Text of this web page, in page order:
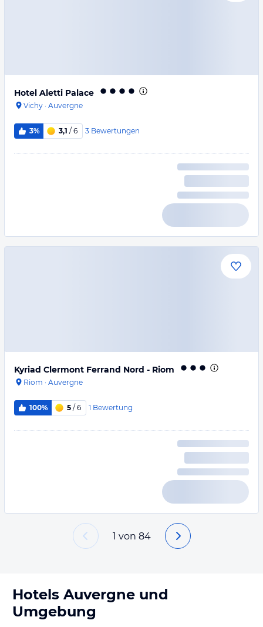
Hotel Aletti Palace
Vichy · Auvergne
3% 3,1 / 6 3 Bewertungen
Kyriad Clermont Ferrand Nord - Riom
Riom · Auvergne
100% 5 / 6 1 Bewertung
1 von 84
Hotels Auvergne und
Umgebung